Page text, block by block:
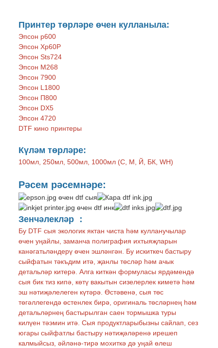
Принтер төрләре өчен кулланыла:
Эпсон p600
Эпсон Xp60P
Эпсон Sts724
Эпсон М268
Эпсон 7900
Эпсон L1800
Эпсон П800
Эпсон DX5
Эпсон 4720
DTF кино принтеры
Күләм төрләре:
100мл, 250мл, 500мл, 1000мл (С, М, Й, БК, WH)
Рәсем рәсемнәре:
Зенчәлекләр ：
Бу DTF сыя экологик яктан чиста һәм кулланучылар
өчен уңайлы, заманча полиграфия ихтыяҗларын
канәгатьләндерү өчен эшләнгән. Бу искиткеч бастыру
сыйфатын тәкъдим итә, җанлы төсләр һәм ачык
детальләр китерә. Алга киткән формуласы ярдәмендә
сыя бик тиз кипә, көтү вакытын сизелерлек киметә һәм
эш нәтиҗәлелеген күтәрә. Өстәвенә, сыя төс
төгәллегендә өстенлек бирә, оригиналь төсләрнең һәм
детальләрнең бастырылган саен тормышка туры
килүен тәэмин итә. Сыя продуктларыбызны сайлап, сез
югары сыйфатлы бастыру нәтиҗәләренә ирешеп
калмыйсыз, әйләнә-тирә мохиткә дә уңай өлеш